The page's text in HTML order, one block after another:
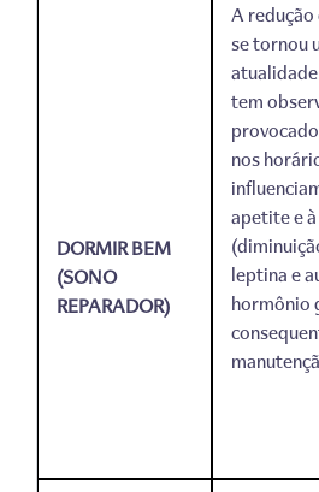
DORMIR BEM
(SONO
REPARADOR)
A
se tornou
tem
nos
apetite e
leptina e
hormônio